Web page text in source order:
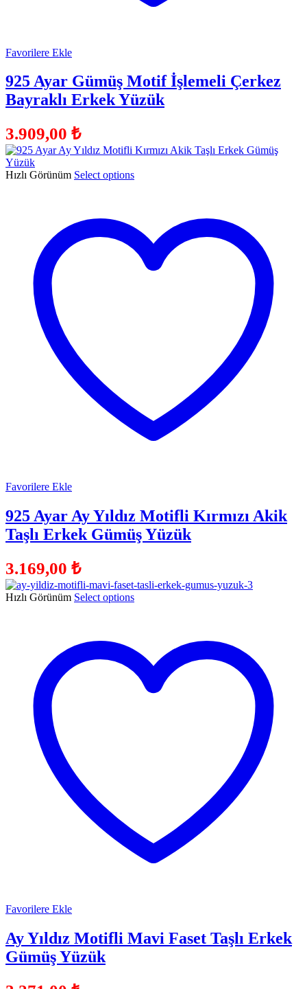
Favorilere Ekle
925 Ayar Gümüş Motif İşlemeli Çerkez
Bayraklı Erkek Yüzük
3.909,00 ₺
Hızlı Görünüm Select options
Favorilere Ekle
925 Ayar Ay Yıldız Motifli Kırmızı Akik
Taşlı Erkek Gümüş Yüzük
3.169,00 ₺
Hızlı Görünüm Select options
Favorilere Ekle
Ay Yıldız Motifli Mavi Faset Taşlı Erkek
Gümüş Yüzük